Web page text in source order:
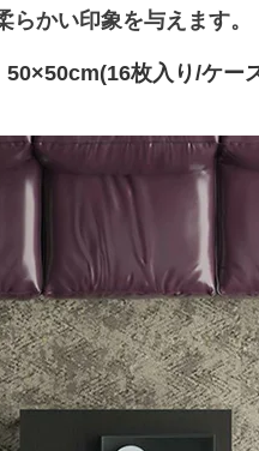
やサービスへの影響が変更と
賜りますようお願い申し上げ
かい印象を与えます。
枚入り/ケー